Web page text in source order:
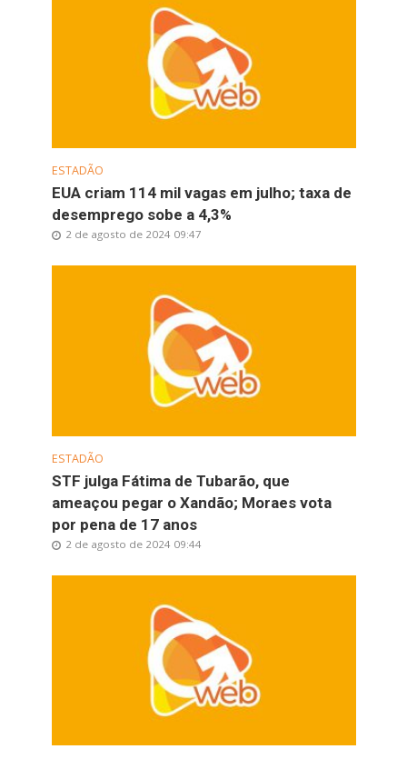
ESTADÃO
EUA criam 114 mil vagas em julho; taxa de
desemprego sobe a 4,3%
2 de agosto de 2024 09:47
ESTADÃO
STF julga Fátima de Tubarão, que
ameaçou pegar o Xandão; Moraes vota
por pena de 17 anos
2 de agosto de 2024 09:44